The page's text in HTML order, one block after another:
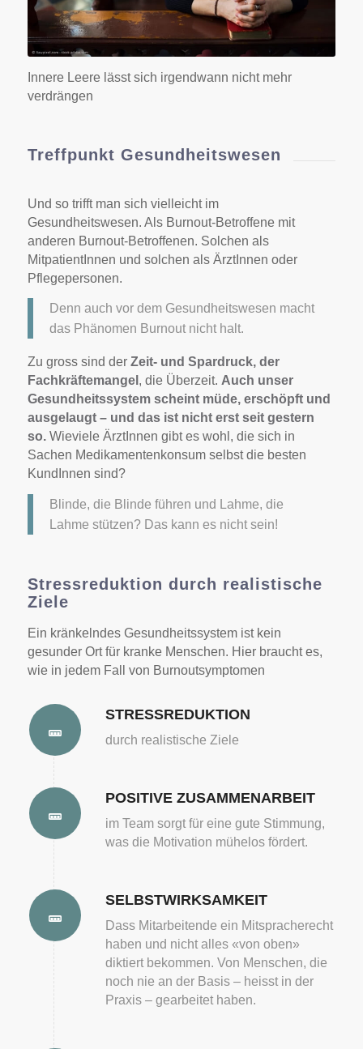
Innere Leere lässt sich irgendwann nicht mehr
verdrängen
Treffpunkt Gesundheitswesen
Und so trifft man sich vielleicht im
Gesundheitswesen. Als Burnout-Betroffene mit
anderen Burnout-Betroffenen. Solchen als
MitpatientInnen und solchen als ÄrztInnen oder
Pflegepersonen.
Denn auch vor dem Gesundheitswesen macht
das Phänomen Burnout nicht halt.
Zu gross sind der Zeit- und Spardruck, der
Fachkräftemangel , die Überzeit. Auch unser
Gesundheitssystem scheint müde, erschöpft und
ausgelaugt – und das ist nicht erst seit gestern
so.Wieviele ÄrztInnen gibt es wohl, die sich in
Sachen Medikamentenkonsum selbst die besten
KundInnen sind?
Blinde, die Blinde führen und Lahme, die
Lahme stützen? Das kann es nicht sein!
Stressreduktion durch realistische
Ziele
Ein kränkelndes Gesundheitssystem ist kein
gesunder Ort für kranke Menschen. Hier braucht es,
wie in jedem Fall von Burnoutsymptomen
STRESSREDUKTION
durch realistische Ziele
POSITIVE ZUSAMMENARBEIT
im Team sorgt für eine gute Stimmung,
was die Motivation mühelos fördert.
SELBSTWIRKSAMKEIT
Dass Mitarbeitende ein Mitspracherecht
haben und nicht alles «von oben»
diktiert bekommen. Von Menschen, die
noch nie an der Basis – heisst in der
Praxis – gearbeitet haben.